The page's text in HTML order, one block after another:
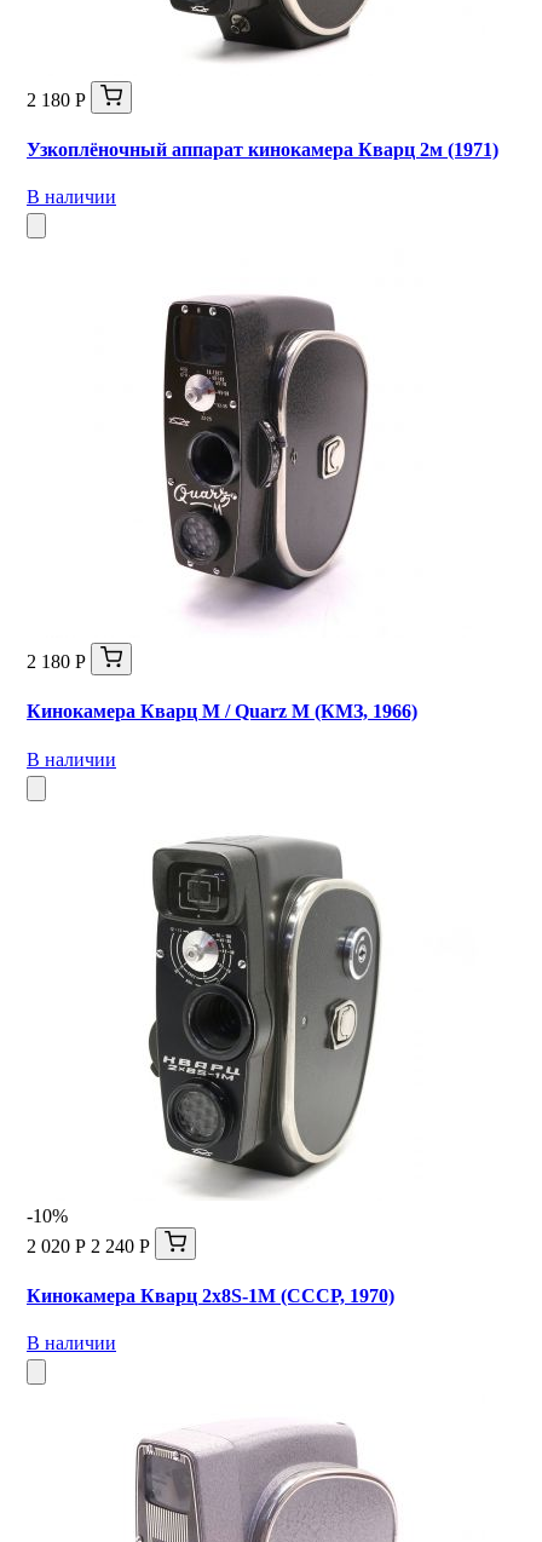
2 180 Р
Узкоплёночный аппарат кинокамера Кварц 2м (1971)
В наличии
2 180 Р
Кинокамера Кварц M / Quarz М (КМЗ, 1966)
В наличии
-10%
2 020 Р 2 240 Р
Кинокамера Кварц 2х8S-1M (СССР, 1970)
В наличии